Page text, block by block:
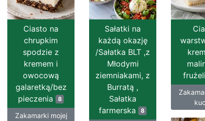
Ciasto na
chrupkim
spodzie z
kremem i
owocową
galaretką/bez
pieczenia
8
Zakamarki mojej
Sałatki na
każdą okazję
/Sałatka BLT ,z
Młodymi
ziemniakami, z
Burratą ,
Sałatka
farmerska
8